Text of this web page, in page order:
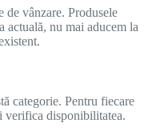
de vânzare. Produsele
actuală, nu mai aducem la
categorie. Pentru fiecare
verifica disponibilitatea.